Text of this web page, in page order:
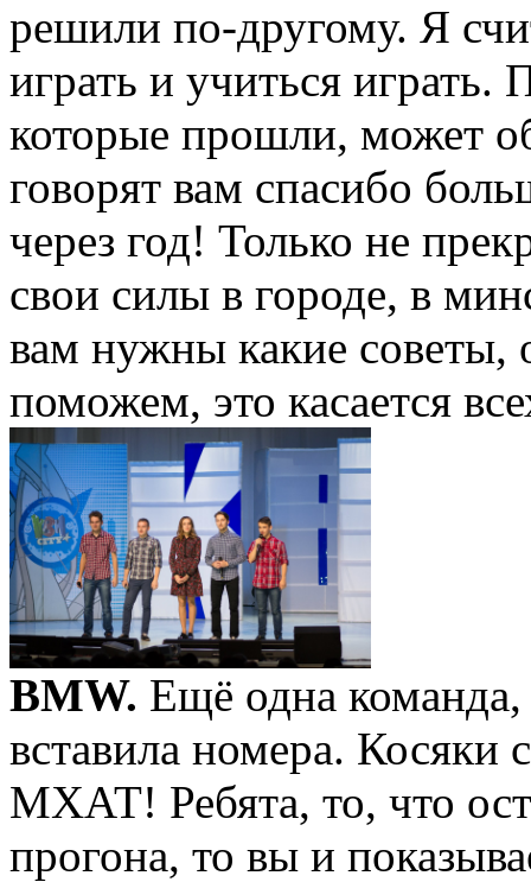
решили по-другому. Я
играть и учиться
которые прошли, может
говорят вам спасибо
через год! Только не
свои силы в городе, в
вам нужны какие советы,
поможем, это касается
BMW. Ещё одна команда,
вставила номера.
МХАТ! Ребята, то, что
прогона, то вы и